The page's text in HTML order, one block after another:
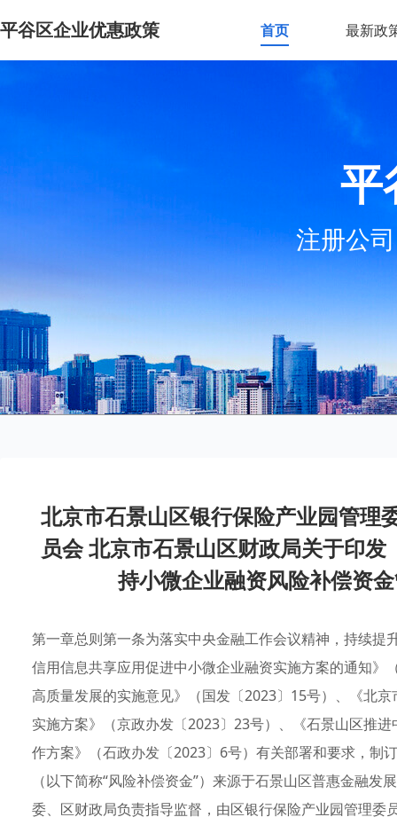
平谷区企业优惠政策 首页 最新政
平
注册公
北京市石景山区银行保险产业园管理
员会 北京市石景山区财政局关于印
持小微企业融资风险补偿资
第一章总则第一条为落实中央金融工作会议精神，持续
信用信息共享应用促进中小微企业融资实施方案的通知
高质量发展的实施意见》（国发〔2023〕15号）、《北
实施方案》（京政办发〔2023〕23号）、《石景山区推
作方案》（石政办发〔2023〕6号）有关部署和要求，制
（以下简称“风险补偿资金”）来源于石景山区普惠金融
委、区财政局负责指导监督，由区银行保险产业园管理